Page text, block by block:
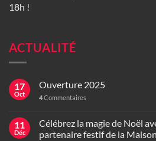
18h !
ACTUALITÉ
17
Oct
Ouverture 2025
4Commentaires
11
Déc
Célébrez la magie de Noël
partenaire festif de la